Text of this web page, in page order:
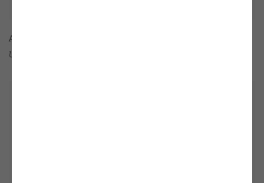
Aleksey Kallima
Untitled from the series EVERYTHING IS FOR SALE